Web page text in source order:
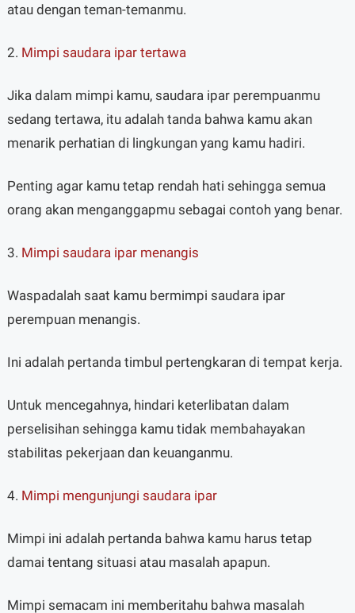
atau dengan teman-temanmu.
2. Mimpi saudara ipar tertawa
Jika dalam mimpi kamu, saudara ipar perempuanmu
sedang tertawa, itu adalah tanda bahwa kamu akan
menarik perhatian di lingkungan yang kamu hadiri.
Penting agar kamu tetap rendah hati sehingga semua
orang akan menganggapmu sebagai contoh yang benar.
3. Mimpi saudara ipar menangis
Waspadalah saat kamu bermimpi saudara ipar
perempuan menangis.
Ini adalah pertanda timbul pertengkaran di tempat kerja.
Untuk mencegahnya, hindari keterlibatan dalam
perselisihan sehingga kamu tidak membahayakan
stabilitas pekerjaan dan keuanganmu.
4. Mimpi mengunjungi saudara ipar
Mimpi ini adalah pertanda bahwa kamu harus tetap
damai tentang situasi atau masalah apapun.
Mimpi semacam ini memberitahu bahwa masalah